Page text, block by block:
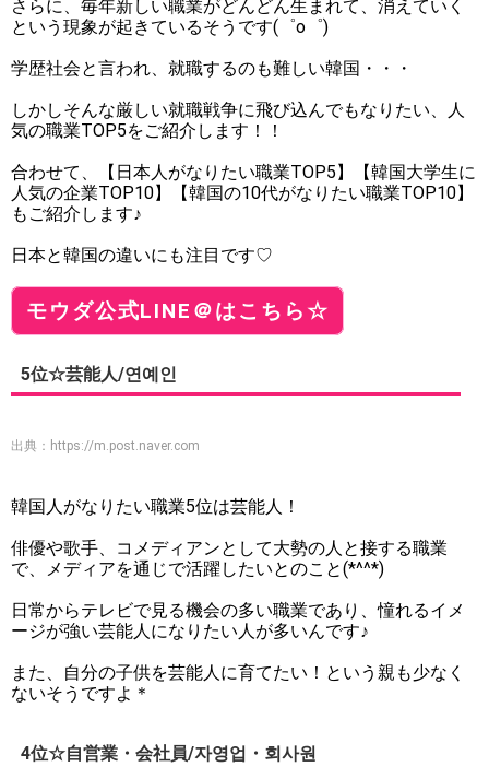
さらに、毎年新しい職業がどんどん生まれて、消えていく
という現象が起きているそうです(゜o゜)
学歴社会と言われ、就職するのも難しい韓国・・・
しかしそんな厳しい就職戦争に飛び込んでもなりたい、人
気の職業TOP5をご紹介します！！
合わせて、【日本人がなりたい職業TOP5】【韓国大学生に
人気の企業TOP10】【韓国の10代がなりたい職業TOP10】
もご紹介します♪
日本と韓国の違いにも注目です♡
モウダ公式LINE＠はこちら☆
5位☆芸能人/연예인
出典： https://m.post.naver.com
韓国人がなりたい職業5位は芸能人！
俳優や歌手、コメディアンとして大勢の人と接する職業
で、メディアを通じで活躍したいとのこと(*^^*)
日常からテレビで見る機会の多い職業であり、憧れるイメ
ージが強い芸能人になりたい人が多いんです♪
また、自分の子供を芸能人に育てたい！という親も少なく
ないそうですよ＊
4位☆自営業・会社員/자영업・회사원